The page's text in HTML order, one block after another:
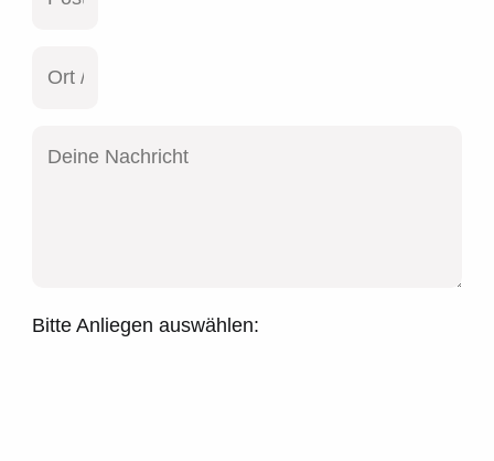
Bitte Anliegen auswählen: